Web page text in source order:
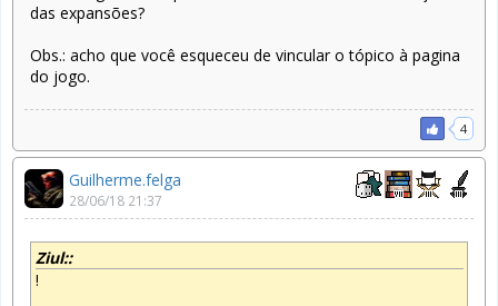
das expansões?
Obs.: acho que você esqueceu de vincular o tópico à pagina
do jogo.
4
Guilherme.felga
28/06/18 21:37
Ziul::
!